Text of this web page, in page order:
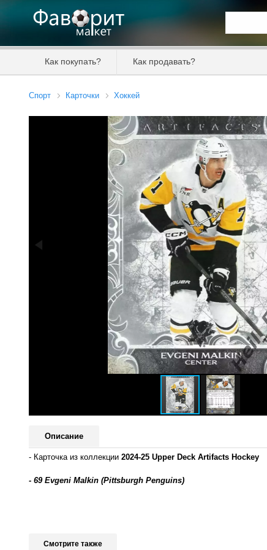
Как покупать? Как продавать?
Спорт Карточки Хоккей
Описание
- Карточка из коллекции 2024-25 Upper Deck Artifacts Hockey
- 69 Evgeni Malkin (Pittsburgh Penguins)
Смотрите также